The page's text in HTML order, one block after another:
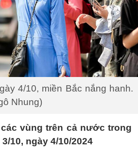
4/10, miền Bắc nắng hanh.
Nhung)
vùng trên cả nước trong
10, ngày 4/10/2024